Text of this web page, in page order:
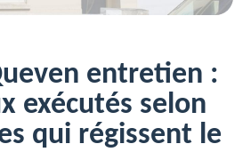
entretien :
exécutés selon
qui régissent le